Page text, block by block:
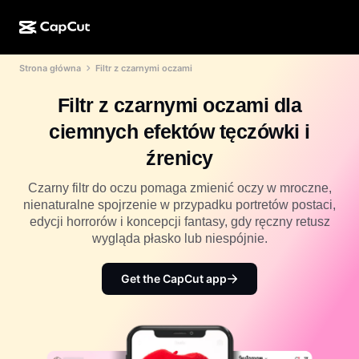
Aplikacja mobilna CapCut
Dreamina AI
Kreator AI
Projekt AI
Studio filmowe
Generator filmów AI
Generator obrazów AI
Ulepszanie obrazów AI
Dreamina Seedance 2.5
Gemini Omni
Funkcje
Narzędzia AI
Edytor i generator filmów
Edytor i generator obrazów
Generator i edytor głosów
Media społecznościowe
Świąteczne szablony
Szablony kalendarzy
Szablony na rocznicę
Szablony efektów
Informacje
Społeczność
Partnerzy
Program pionierów
Kreatywny program dla partnerów
Strona główna Filtr z czarnymi oczami
Filtr z czarnymi oczami dla
ciemnych efektów tęczówki i
źrenicy
Czarny filtr do oczu pomaga zmienić oczy w mroczne,
nienaturalne spojrzenie w przypadku portretów postaci,
edycji horrorów i koncepcji fantasy, gdy ręczny retusz
wygląda płasko lub niespójnie.
Get the CapCut app